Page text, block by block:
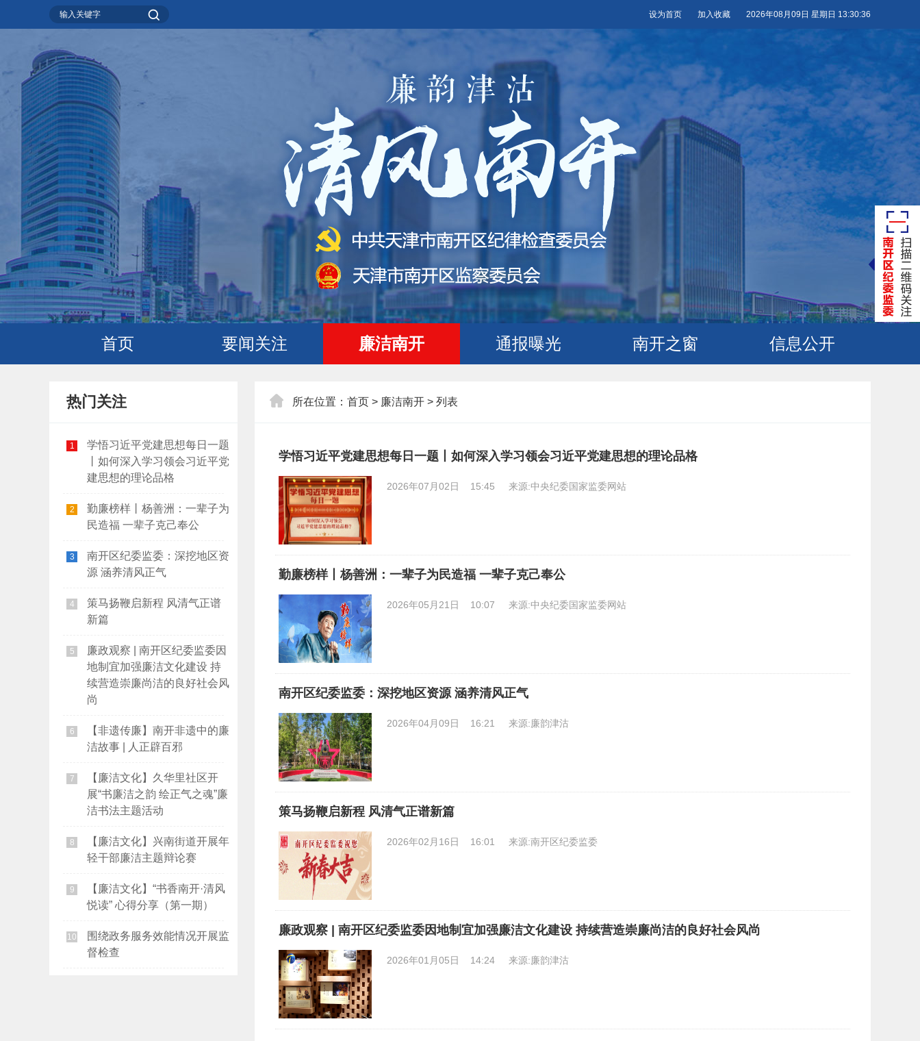
设为首页 加入收藏 2026年08月09日 星期日 13:30:37
首页 要闻关注 廉洁南开 通报曝光 南开之窗 信息公开
热门关注
1
学悟习近平党建思想每日一题
丨如何深入学习领会习近平党
建思想的理论品格
2
勤廉榜样丨杨善洲：一辈子为
民造福 一辈子克己奉公
3
南开区纪委监委：深挖地区资
源 涵养清风正气
4
策马扬鞭启新程 风清气正谱
新篇
5
廉政观察 | 南开区纪委监委因
地制宜加强廉洁文化建设 持
续营造崇廉尚洁的良好社会风
尚
6
【非遗传廉】南开非遗中的廉
洁故事 | 人正辟百邪
7
【廉洁文化】久华里社区开
展“书廉洁之韵 绘正气之魂”廉
洁书法主题活动
8
【廉洁文化】兴南街道开展年
轻干部廉洁主题辩论赛
9
【廉洁文化】“书香南开·清风
悦读” 心得分享（第一期）
10
围绕政务服务效能情况开展监
督检查
所在位置： 首页 > 廉洁南开 > 列表
学悟习近平党建思想每日一题丨如何深入学习领会习近平党建思想的理论品格
2026年07月02日 15:45 来源:中央纪委国家监委网站
勤廉榜样丨杨善洲：一辈子为民造福 一辈子克己奉公
2026年05月21日 10:07 来源:中央纪委国家监委网站
南开区纪委监委：深挖地区资源 涵养清风正气
2026年04月09日 16:21 来源:廉韵津沽
策马扬鞭启新程 风清气正谱新篇
2026年02月16日 16:01 来源:南开区纪委监委
廉政观察 | 南开区纪委监委因地制宜加强廉洁文化建设 持续营造崇廉尚洁的良好社会风尚
2026年01月05日 14:24 来源:廉韵津沽